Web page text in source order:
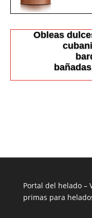
Obleas
Portal del helado –
primas para